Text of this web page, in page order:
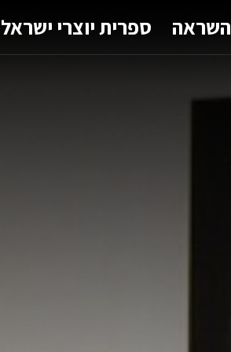
השראה ספרית יוצרי ישראל